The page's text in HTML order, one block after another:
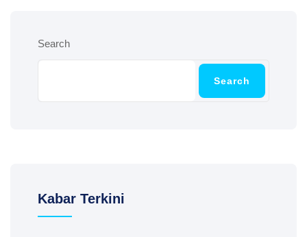
Search
Search
Kabar Terkini